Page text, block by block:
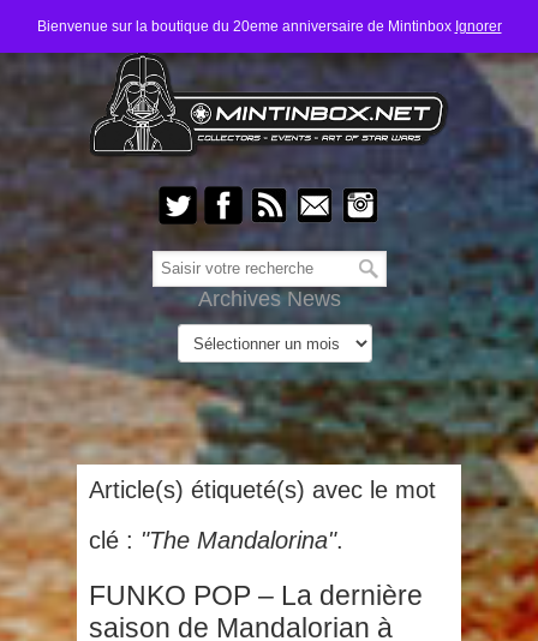
Bienvenue sur la boutique du 20eme anniversaire de Mintinbox Ignorer
Archives News
Article(s) étiqueté(s) avec le mot
clé : "The Mandalorina".
FUNKO POP – La dernière
saison de Mandalorian à